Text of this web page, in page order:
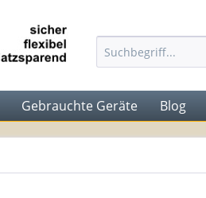
Gebrauchte Geräte Blog